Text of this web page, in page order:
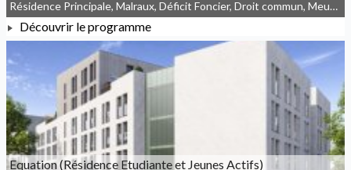
À PARTIR DE 160 742,00 €
Résidence Principale, Malraux, Déficit Foncier, Droit commun, Meublé non géré
Découvrir le programme
Equation (Résidence Etudiante et Jeunes Actifs)